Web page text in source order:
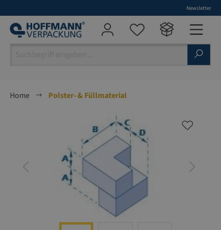
Newsletter
Home
Polster- & Füllmaterial